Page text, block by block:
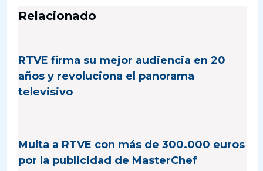
Relacionado
RTVE firma su mejor audiencia en 20
años y revoluciona el panorama
televisivo
Multa a RTVE con más de 300.000 euros
por la publicidad de MasterChef